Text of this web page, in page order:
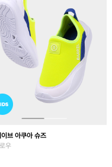
브 아쿠아 슈즈
우